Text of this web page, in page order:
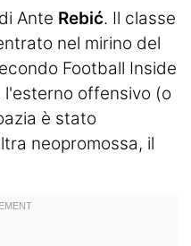
Ante Rebić. Il classe
nel mirino del
Football Inside
l'esterno offensivo (o
è stato
neopromossa, il